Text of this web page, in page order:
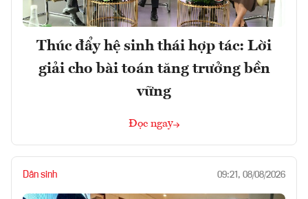
Thúc đẩy hệ sinh thái hợp tác: Lời
giải cho bài toán tăng trưởng bền
vững
Đọc ngay
Dân sinh 09:21, 08/08/2026